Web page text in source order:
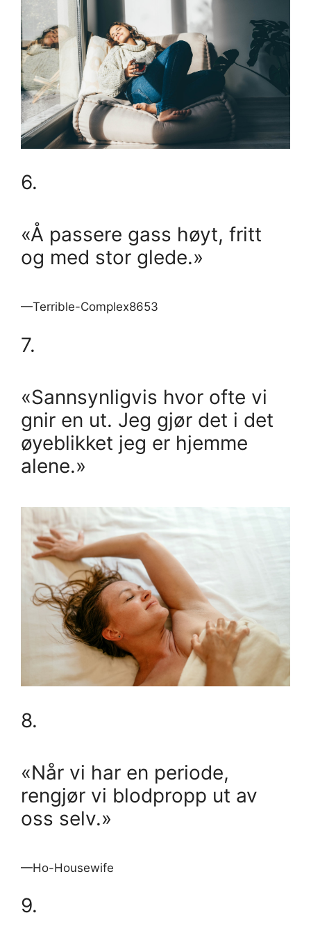
6.
«Å passere gass høyt, fritt
og med stor glede.»
—Terrible-Complex8653
7.
«Sannsynligvis hvor ofte vi
gnir en ut. Jeg gjør det i det
øyeblikket jeg er hjemme
alene.»
8.
«Når vi har en periode,
rengjør vi blodpropp ut av
oss selv.»
—Ho-Housewife
9.